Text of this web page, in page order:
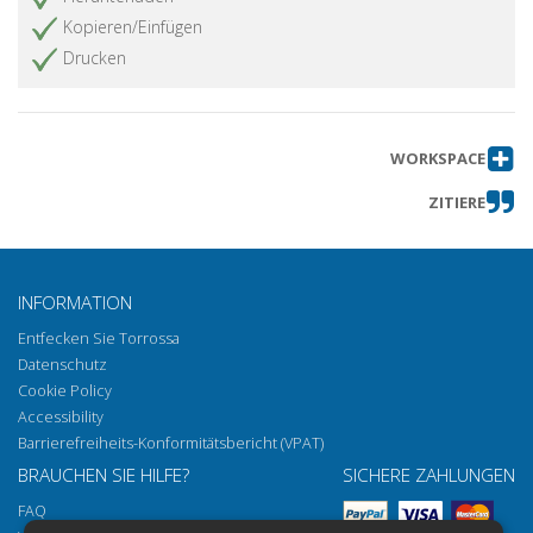
Gli autori
Norme redazionali per gli autori
Kopieren/Einfügen
Drucken
WORKSPACE
ZITIERE
INFORMATION
Entfecken Sie Torrossa
Datenschutz
Cookie Policy
Accessibility
Barrierefreiheits-Konformitätsbericht (VPAT)
BRAUCHEN SIE HILFE?
FAQ
SICHERE ZAHLUNGEN